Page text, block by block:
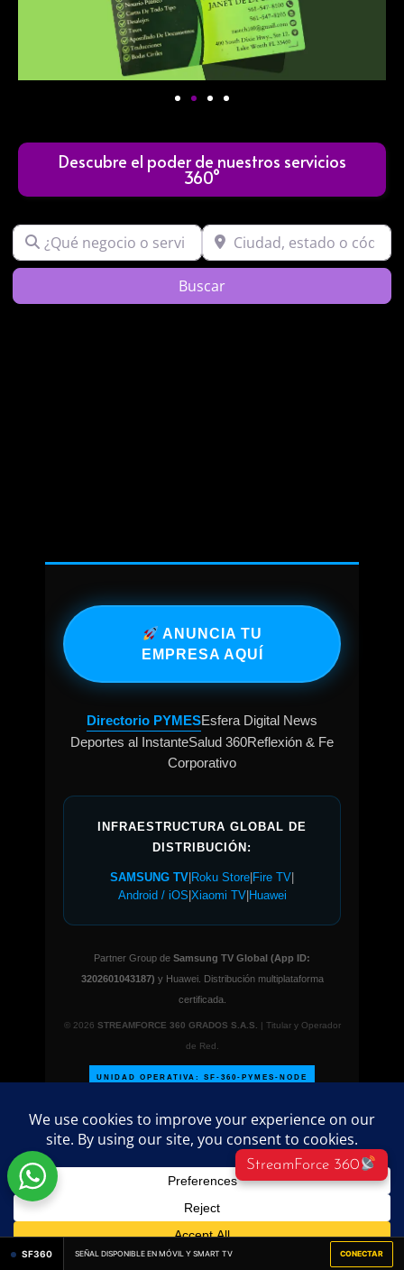
StreamForce 360
Descubre el poder de nuestros servicios
360°
¿Qué negocio o servicio buscas?Ciudad, estado o código
BuscarSearch
ANUNCIA TU
EMPRESA AQUÍ
Directorio PYMESEsfera Digital News
Deportes al InstanteSalud 360Reflexión & Fe
Corporativo
INFRAESTRUCTURA GLOBAL DE
DISTRIBUCIÓN:
SAMSUNG TV Roku Store Fire TV
Android / iOS Xiaomi TV| Huawei
Partner Group de Samsung TV Global (App ID:
3202601043187) y Huawei. Distribución multiplataforma
certificada.
© 2026 STREAMFORCE 360 GRADOS S.A.S. | Titular y Operador
de Red.
UNIDAD OPERATIVA: SF-360-PYMES-NODE
derechos reservados.Directorio empresarial
administrado porstreamforce360º
SF360 SEÑAL DISPONIBLE EN MÓVIL Y SMART TV CONECTAR